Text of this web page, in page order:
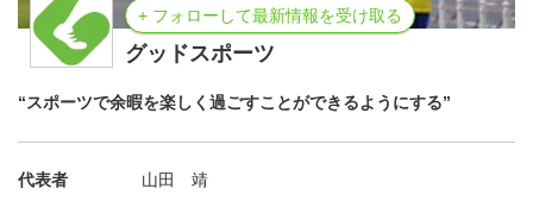
+ フォローして最新情報を受け取る
グッドスポーツ
“スポーツで余暇を楽しく過ごすことができるようにする”
代表者
山田 靖